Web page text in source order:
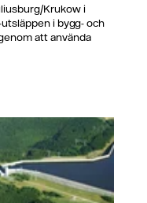
Krukow i
i bygg- och
att använda